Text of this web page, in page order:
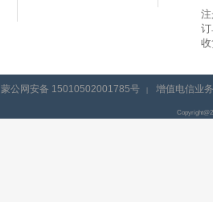
蒙公网安备 15010502001785号 | 增值电信业